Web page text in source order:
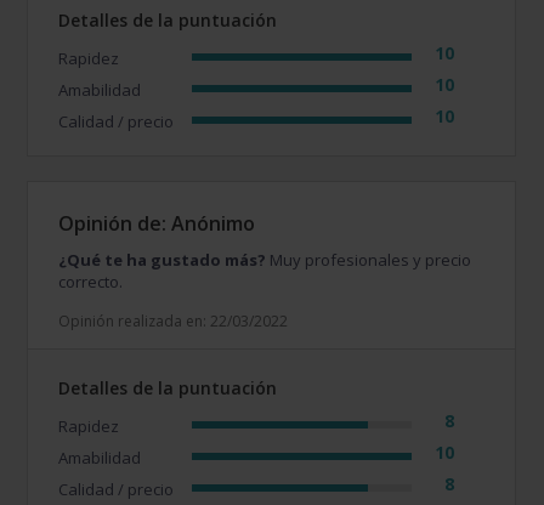
Detalles de la puntuación
Rapidez 10
Amabilidad 10
Calidad / precio 10
Opinión de: Anónimo
¿Qué te ha gustado más? Muy profesionales y precio
correcto.
Opinión realizada en: 22/03/2022
Detalles de la puntuación
Rapidez 8
Amabilidad 10
Calidad / precio 8